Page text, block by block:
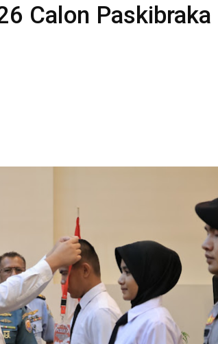
Calon Paskibraka